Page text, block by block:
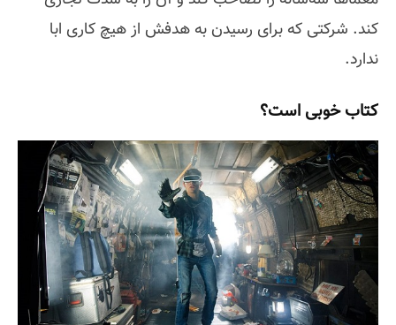
کند. شرکتی که برای رسیدن به هدفش از هیچ کاری ابا
ندارد.
کتاب خوبی‌ است؟